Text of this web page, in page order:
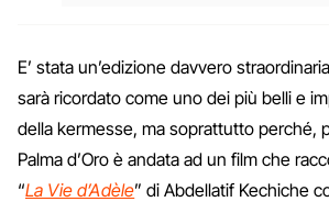
E’ stata un’edizione davvero
sarà ricordato come uno dei più belli e
della kermesse, ma soprattutto perché,
Palma d’Oro è andata ad un film che
“La Vie d’Adèle” di Abdellatif Kechiche